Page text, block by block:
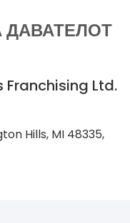
Franchising Ltd.
Hills, MI 48335,